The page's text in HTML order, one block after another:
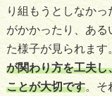
り組もうとしなか
がかかったり、ある
た様子が見られます
が関わり方を工夫し
ことが大切です。そ